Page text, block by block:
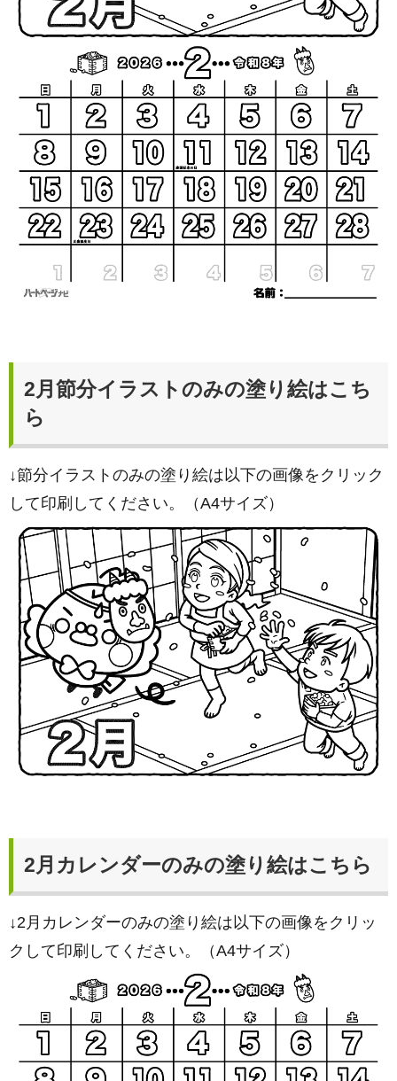
2月節分イラストのみの塗り絵はこち
ら
↓節分イラストのみの塗り絵は以下の画像をクリック
して印刷してください。（A4サイズ）
2月カレンダーのみの塗り絵はこちら
↓2月カレンダーのみの塗り絵は以下の画像をクリッ
クして印刷してください。（A4サイズ）